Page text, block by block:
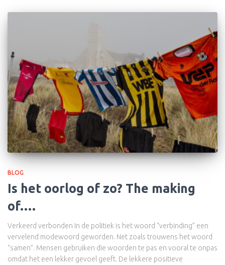
BLOG
Is het oorlog of zo? The making
of….
Verkeerd verbonden In de politiek is het woord “verbinding” een
vervelend modewoord geworden. Net zoals trouwens het woord
“samen”. Mensen gebruiken die woorden te pas en vooral te onpas
omdat het een lekker gevoel geeft. De lekkere positieve